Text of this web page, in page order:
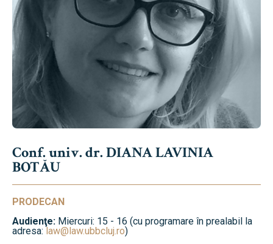
Conf. univ. dr. DIANA LAVINIA
BOTĂU
PRODECAN
Audienţe: Miercuri: 15 - 16 (cu programare în prealabil la
adresa: law@law.ubbcluj.ro)